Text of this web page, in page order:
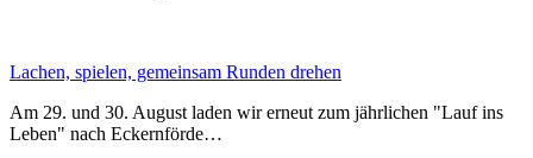
Lachen, spielen, gemeinsam Runden drehen
Am 29. und 30. August laden wir erneut zum jährlichen "Lauf ins
Leben" nach Eckernförde…